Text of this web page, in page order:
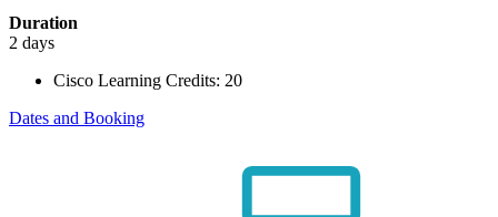
Duration
2 days
Cisco Learning Credits: 20
Dates and Booking